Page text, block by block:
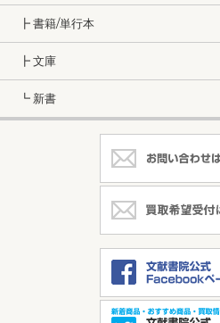
┣ 書籍/単行本
┣ 文庫
┗ 新書